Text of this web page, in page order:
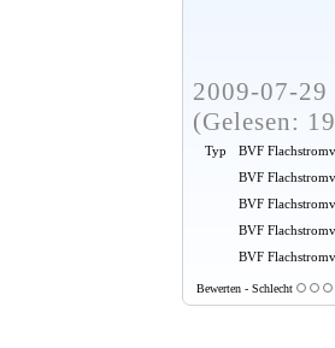
2009-07-
(Gelesen:
Typ
BVF
BVF
BVF
BVF
BVF
Bewerten - Schlecht